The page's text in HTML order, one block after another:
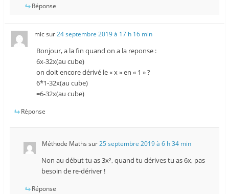
Réponse
micsur24 septembre 2019 à 17 h 16 min
Bonjour, a la fin quand on a la reponse :
6x-32x(au cube)
on doit encore dérivé le « x » en « 1 » ?
6*1-32x(au cube)
=6-32x(au cube)
Réponse
Méthode Maths sur25 septembre 2019 à 6 h 34 min
Non au début tu as 3x², quand tu dérives tu as 6x, pas
besoin de re-dériver !
Réponse